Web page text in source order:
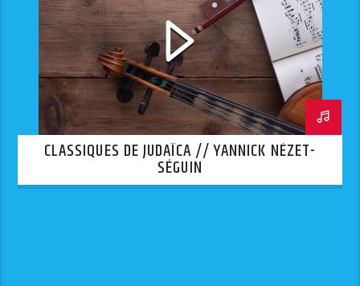
CLASSIQUES DE JUDAÏCA // YANNICK NÉZET-
SÉGUIN